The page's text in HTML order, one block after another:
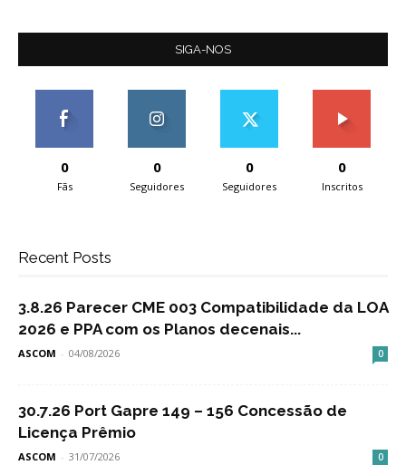
SIGA-NOS
0
Fãs
0
Seguidores
0
Seguidores
0
Inscritos
Recent Posts
3.8.26 Parecer CME 003 Compatibilidade da LOA
2026 e PPA com os Planos decenais...
ASCOM - 04/08/2026 0
30.7.26 Port Gapre 149 – 156 Concessão de
Licença Prêmio
ASCOM - 31/07/2026 0